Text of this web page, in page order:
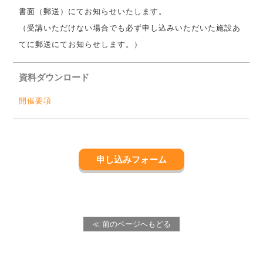
書面（郵送）にてお知らせいたします。
（受講いただけない場合でも必ず申し込みいただいた施設あ
てに郵送にてお知らせします。）
資料ダウンロード
開催要項
申し込みフォーム
≪ 前のページへもどる